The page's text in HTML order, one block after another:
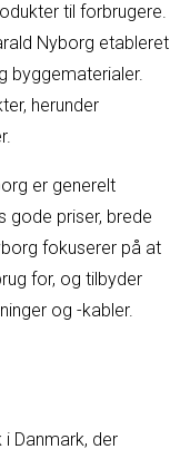
til forbrugere.
Nyborg etableret
byggematerialer.
herunder
er generelt
gode priser, brede
fokuserer på at
for, og tilbyder
og -kabler.
Danmark, der